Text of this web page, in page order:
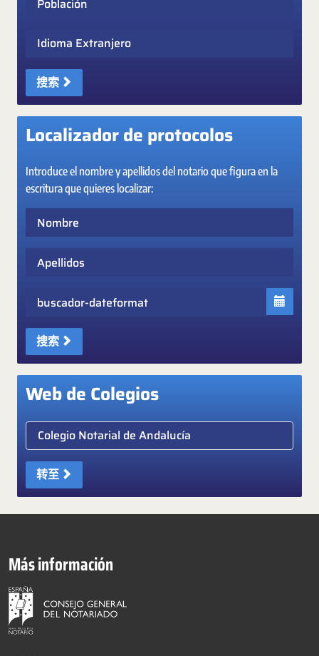
Idioma Extranjero
搜索
Localizador de protocolos
Introduce el nombre y apellidos del notario que figura en la
escritura que quieres localizar:
搜索
Web de Colegios
Elige colegio notarial
转至
Más información